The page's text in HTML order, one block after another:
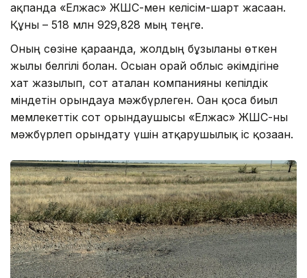
ақпанда «Елжас» ЖШС-мен келісім-шарт жасаған.
Құны – 518 млн 929,828 мың теңге.
Оның сөзіне қарағанда, жолдың бұзылғаны өткен
жылы белгілі болған. Осыған орай облыс әкімдігіне
хат жазылып, сот аталған компанияны кепілдік
міндетін орындауға мәжбүрлеген. Оған қоса биыл
мемлекеттік сот орындаушысы «Елжас» ЖШС-ны
мәжбүрлеп орындату үшін атқарушылық іс қозғаған.